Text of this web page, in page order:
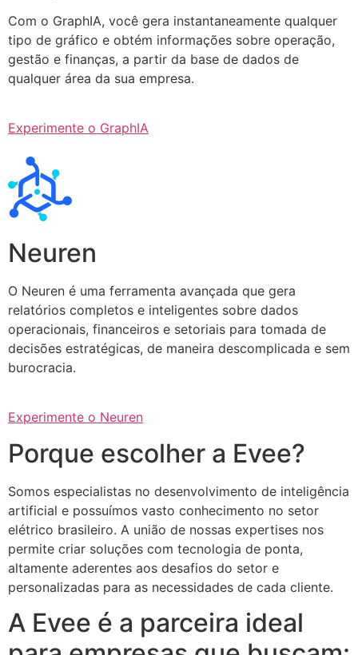
Com o GraphIA, você gera instantaneamente qualquer
tipo de gráfico e obtém informações sobre operação,
gestão e finanças, a partir da base de dados de
qualquer área da sua empresa.
Experimente o GraphIA
Neuren
O Neuren é uma ferramenta avançada que gera
relatórios completos e inteligentes sobre dados
operacionais, financeiros e setoriais para tomada de
decisões estratégicas, de maneira descomplicada e sem
burocracia.
Experimente o Neuren
Porque escolher a Evee?
Somos especialistas no desenvolvimento de inteligência
artificial e possuímos vasto conhecimento no setor
elétrico brasileiro. A união de nossas expertises nos
permite criar soluções com tecnologia de ponta,
altamente aderentes aos desafios do setor e
personalizadas para as necessidades de cada cliente.
A Evee é a parceira ideal